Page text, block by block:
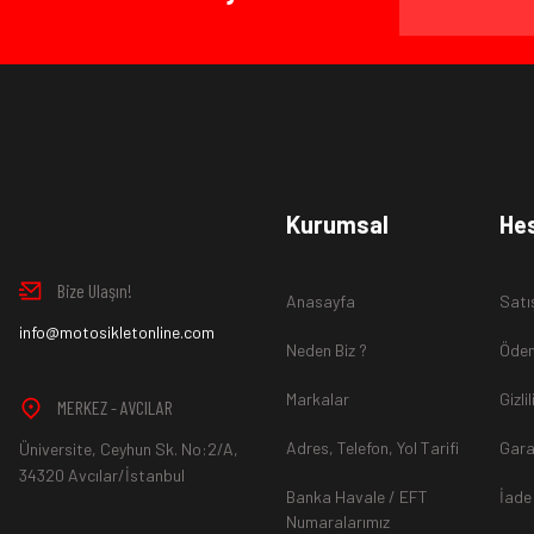
www.MotosikletOnline.com alışveriş sitesinden almış
Aksi durum söz konusu olduğunda
*İade ve Değişim sürecinde ürünlerin "Gönderici Ödemeli”
Bize Ulaşın!
info@motosikletonline.com
MERKEZ - AVCILAR
Üniversite, Ceyhun Sk. No:2/A,
34320 Avcılar/İstanbul
Kurumsal
Anasayfa
Neden Biz ?
Markalar
Adres, Telefon, Yol Tarifi
Banka Havale / EFT
Numaralarımız
İade